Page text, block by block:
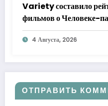
Variety составило
фильмов о Человеке-
к лучшему
4 Августа, 2026
ОТПРАВИТЬ